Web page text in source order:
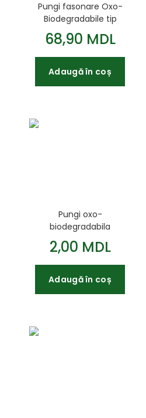
Pungi fasonare Oxo-
Biodegradabile tip
1000buc 14*32 cm
68,90 MDL
Adaugă în coș
Pungi oxo-
biodegradabila
36/48cm Fundita
2,00 MDL
Adaugă în coș